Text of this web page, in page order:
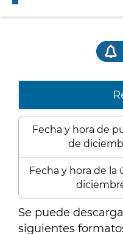
Fecha y hora de
de
Fecha y hora de la
Se puede
siguientes